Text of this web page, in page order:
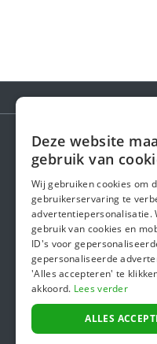
Over ons
In de
Veiligheid
Algemene
Deze website
gebruik van
Wij gebruiken cookies om
gebruikerservaring te
advertentiepersonalisatie.
gebruik van cookies en
ID's voor
gepersonaliseerde
'Alles accepteren' te
akkoord. Lees verder
ALLES